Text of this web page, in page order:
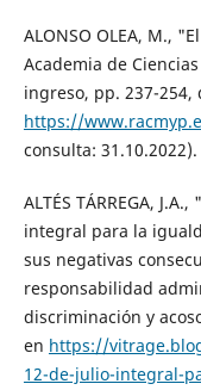
ALONSO OLEA, M.,
Academia de
ingreso, pp. 237-254,
https://
consulta: 31.10.2022).
ALTÉS TÁRREGA,
integral para la
sus negativas
responsabilidad
discriminación y
en https://
12-de-julio-integral-